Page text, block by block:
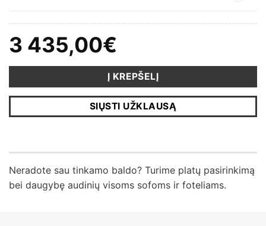
3 435,00€
Į KREPŠELĮ
SIŲSTI UŽKLAUSĄ
Neradote sau tinkamo baldo? Turime platų pasirinkimą
bei daugybę audinių visoms sofoms ir foteliams.